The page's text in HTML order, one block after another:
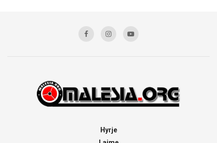
Hyrje